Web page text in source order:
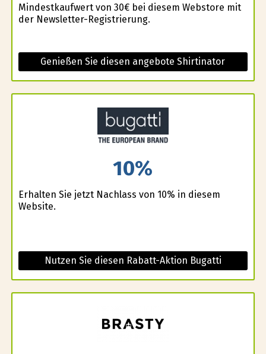
Mindestkaufwert von 30€ bei diesem Webstore mit
der Newsletter-Registrierung.
Genießen Sie diesen angebote Shirtinator
10%
Erhalten Sie jetzt Nachlass von 10% in diesem
Website.
Nutzen Sie diesen Rabatt-Aktion Bugatti